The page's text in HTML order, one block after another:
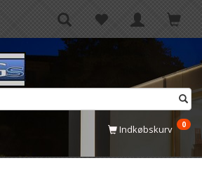
Indkøbskurv 0